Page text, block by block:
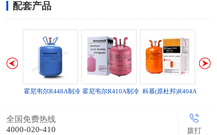
配套产品
制冷剂
霍尼韦尔R448A制冷 霍尼韦尔R410A制冷 科慕(原杜邦)R404A
全国免费热线
4000-020-410
拨打